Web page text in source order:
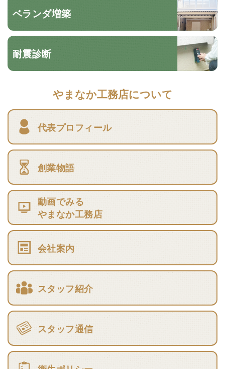
ベランダ増築
耐震診断
やまなか工務店について
代表プロフィール
創業物語
動画でみる
やまなか工務店
会社案内
スタッフ紹介
スタッフ通信